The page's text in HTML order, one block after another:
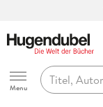
Hugendubel
Menu